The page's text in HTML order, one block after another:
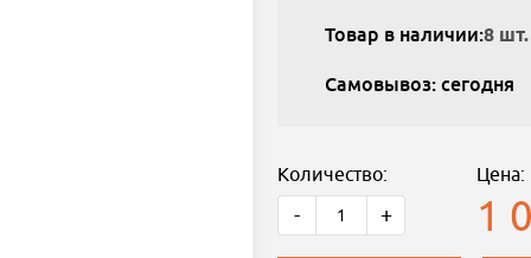
Товар в наличии:8 шт.
Самовывоз: сегодня
Количество:
- +
Цена:
1